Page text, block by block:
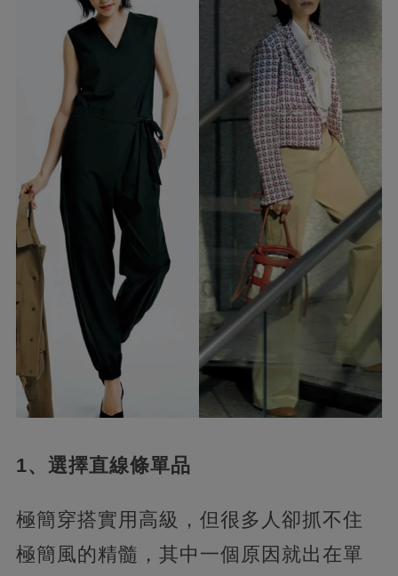
1、選擇直線條單品
極簡穿搭實用高級，但很多人卻抓不住
極簡風的精髓，其中一個原因就出在單